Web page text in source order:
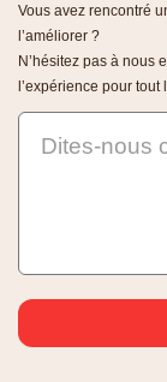
Vous avez rencontré
l’améliorer ?
N’hésitez pas à nous
l’expérience pour tout
Dites-nous